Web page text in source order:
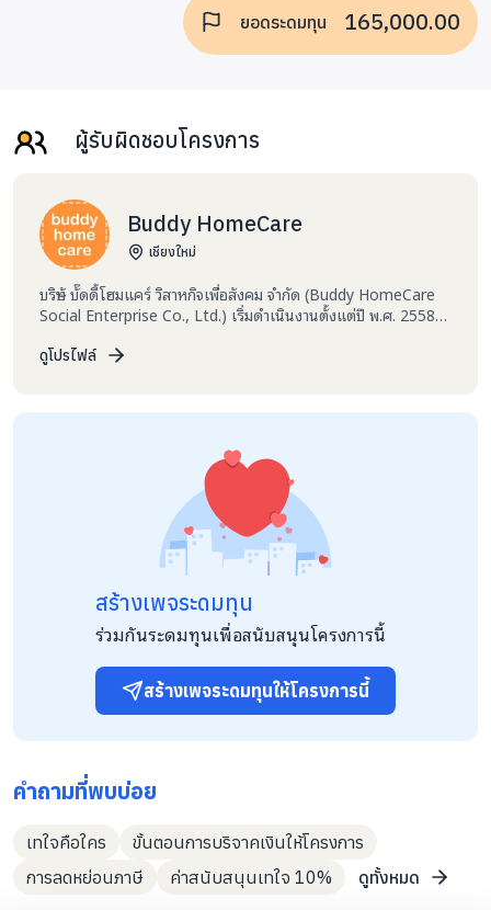
ยอดระดมทุน 165,000.00
ผู้รับผิดชอบโครงการ
Buddy HomeCare
เชียงใหม่
บริษัท บั๊ดดี้โฮมแคร์ วิสาหกิจเพื่อสังคม จำกัด (Buddy HomeCare
Social Enterprise Co., Ltd.) เริ่มดำเนินงานตั้งแต่ปี พ.ศ. 2558
บัญญัติส่งเสริมวิสาหกิจเพื่อสังคม พ.ศ. 2562 มีวัตถุประสงค์มุ่งเน้น
มูลนิธิพัฒนางานผู้สูงอายุ ในการดูแลผู้สูงอายุที่ยากไร้ ด้อยโอกาส
ขาดคนดูแล โดยไม่คิดค่าบริการ มีการดำเนินงานในเขตพื้นที่
อ.สะเมิง อ.กัลยาณิวัฒนา อ.ฝาง อ.แม่อาย อ.จอมทอง อ.อมก๋อย
อ.สันทราย อ.หางดง จ.เชียงใหม่, อ.แม่ลาน้อย อ.ขุนยวม
จ.แม่ฮ่องสอน, อ.แม่สรวย จ.เชียงราย, และ อ.ห้างฉัตร จ.ลำปาง
ให้การช่วยเหลือดูแลผู้สูงอายุที่ยากไร้อย่างต่อเนื่องสม่ำเสมอสัปดาห์
ดูโปรไฟล์
สร้างเพจระดมทุน
ร่วมกันระดมทุนเพื่อสนับสนุนโครงการนี้
สร้างเพจระดมทุนให้โครงการนี้
คำถามที่พบบ่อย
เทใจคือใคร
ขั้นตอนการบริจาคเงินให้โครงการ
การลดหย่อนภาษี
ค่าสนับสนุนเทใจ 10% ดูทั้งหมด